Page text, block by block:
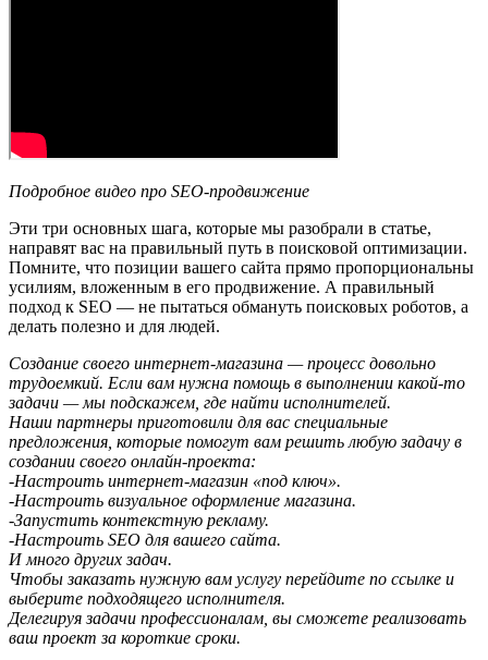
Подробное видео про SEO-продвижение
Эти три основных шага, которые мы разобрали в статье,
направят вас на правильный путь в поисковой оптимизации.
Помните, что позиции вашего сайта прямо пропорциональны
усилиям, вложенным в его продвижение. А правильный
подход к SEO — не пытаться обмануть поисковых роботов, а
делать полезно и для людей.
Создание своего интернет-магазина — процесс довольно
трудоемкий. Если вам нужна помощь в выполнении какой-то
задачи — мы подскажем, где найти исполнителей.
Наши партнеры приготовили для вас специальные
предложения, которые помогут вам решить любую задачу в
создании своего онлайн-проекта:
-Настроить интернет-магазин «под ключ».
-Настроить визуальное оформление магазина.
-Запустить контекстную рекламу.
-Настроить SEO для вашего сайта.
И много других задач.
Чтобы заказать нужную вам услугу перейдите по ссылке и
выберите подходящего исполнителя.
Делегируя задачи профессионалам, вы сможете реализовать
ваш проект за короткие сроки.